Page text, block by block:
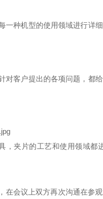
种机型的使用领域进行详
客户提出的各项问题，都
夹片的工艺和使用领域
会议上双方再次沟通在参